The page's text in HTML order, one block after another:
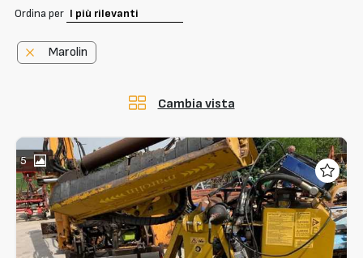
Ordina per
Marolin
Cambia vista
5